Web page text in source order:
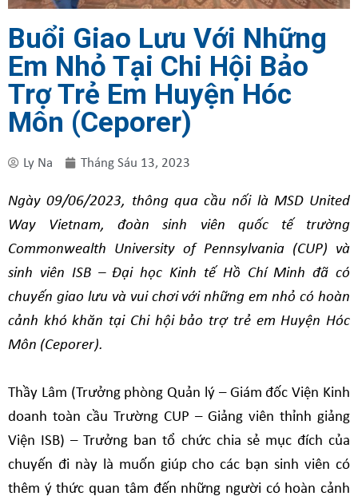
Buổi Giao Lưu Với Những
Em Nhỏ Tại Chi Hội Bảo
Trợ Trẻ Em Huyện Hóc
Môn (Ceporer)
Ly Na Tháng Sáu 13, 2023
Ngày 09/06/2023, thông qua cầu nối là MSD United
Way Vietnam, đoàn sinh viên quốc tế trường
Commonwealth University of Pennsylvania (CUP) và
sinh viên ISB – Đại học Kinh tế Hồ Chí Minh đã có
chuyến giao lưu và vui chơi với những em nhỏ có hoàn
cảnh khó khăn tại Chi hội bảo trợ trẻ em Huyện Hóc
Môn (Ceporer).
Thầy Lâm (Trưởng phòng Quản lý – Giám đốc Viện Kinh
doanh toàn cầu Trường CUP – Giảng viên thỉnh giảng
Viện ISB) – Trưởng ban tổ chức chia sẻ mục đích của
chuyến đi này là muốn giúp cho các bạn sinh viên có
thêm ý thức quan tâm đến những người có hoàn cảnh